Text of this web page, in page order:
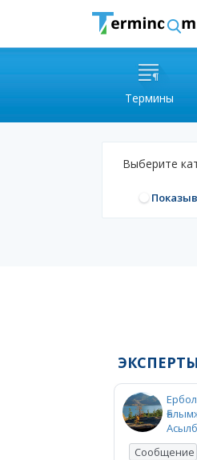
Термины
Выберите
ЭКСПЕРТЫ
Сообщение